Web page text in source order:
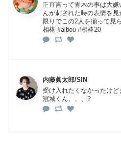
正直言って青木の事は大嫌
んが刺された時の表情を
限りでこの2人を揃って見
相棒 #aibou #相棒20
内藤眞太郎/SIN
受け入れたくなかったけ
冠城くん、、、?